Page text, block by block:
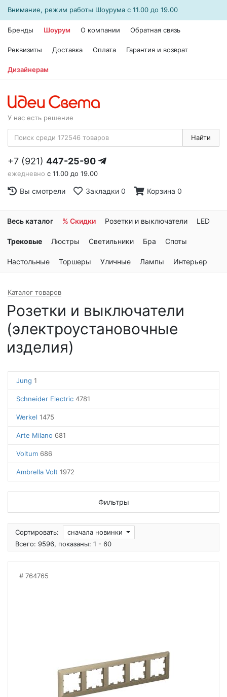
Внимание, режим работы Шоурума с 11.00 до 19.00
Бренды Шоурум О компании Обратная связь
Реквизиты Доставка Оплата Гарантия и возврат
Дизайнерам
У нас есть решение
Найти
+7 (921) 447-25-90
ежедневно с 11.00 до 19.00
Вы смотрели Закладки 0 Корзина 0
Весь каталог % Скидки Розетки и выключатели LED
Трековые Люстры Светильники Бра Споты
Настольные Торшеры Уличные Лампы Интерьер
Каталог товаров
Розетки и выключатели
(электроустановочные
изделия)
Jung 1
Schneider Electric 4781
Werkel 1475
Arte Milano 681
Voltum 686
Ambrella Volt 1972
Фильтры
Сортировать:
сначала новинки
Всего: 9596, показаны: 1 - 60
764765